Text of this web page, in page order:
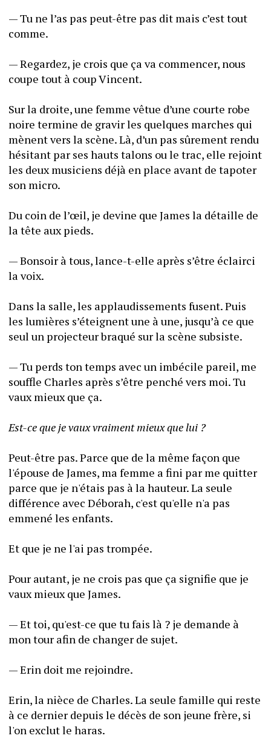
— Tu ne l’as pas peut-être pas dit mais c’est tout
comme.
— Regardez, je crois que ça va commencer, nous
coupe tout à coup Vincent.
Sur la droite, une femme vêtue d’une courte robe
noire termine de gravir les quelques marches qui
mènent vers la scène. Là, d’un pas sûrement rendu
hésitant par ses hauts talons ou le trac, elle rejoint
les deux musiciens déjà en place avant de tapoter
son micro.
Du coin de l’œil, je devine que James la détaille de
la tête aux pieds.
— Bonsoir à tous, lance-t-elle après s’être éclairci
la voix.
Dans la salle, les applaudissements fusent. Puis
les lumières s’éteignent une à une, jusqu’à ce que
seul un projecteur braqué sur la scène subsiste.
— Tu perds ton temps avec un imbécile pareil, me
souffle Charles après s’être penché vers moi. Tu
vaux mieux que ça.
Est-ce que je vaux vraiment mieux que lui ?
Peut-être pas. Parce que de la même façon que
l'épouse de James, ma femme a fini par me quitter
parce que je n'étais pas à la hauteur. La seule
différence avec Déborah, c'est qu'elle n'a pas
emmené les enfants.
Et que je ne l'ai pas trompée.
Pour autant, je ne crois pas que ça signifie que je
vaux mieux que James.
— Et toi, qu'est-ce que tu fais là ? je demande à
mon tour afin de changer de sujet.
— Erin doit me rejoindre.
Erin, la nièce de Charles. La seule famille qui reste
à ce dernier depuis le décès de son jeune frère, si
l'on exclut le haras.